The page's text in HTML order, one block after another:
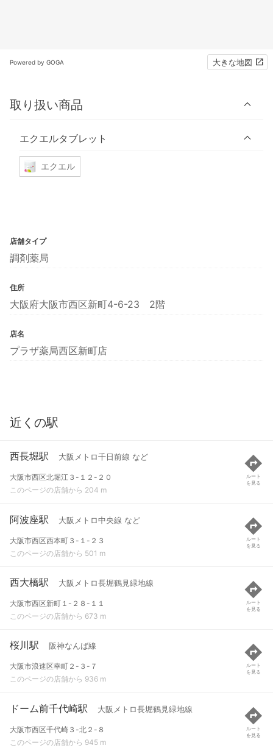
Powered by GOGA 大きな地図
取り扱い商品
エクエルタブレット
エクエル
店舗タイプ
調剤薬局
住所
大阪府大阪市西区新町4-6-23 2階
店名
プラザ薬局西区新町店
近くの駅
西長堀駅 大阪メトロ千日前線 など
大阪市西区北堀江３-１２-２０
このページの店舗から 204 m
ルート
を見る
阿波座駅 大阪メトロ中央線 など
大阪市西区西本町３-１-２３
このページの店舗から 501 m
ルート
を見る
西大橋駅 大阪メトロ長堀鶴見緑地線
大阪市西区新町１-２８-１１
このページの店舗から 673 m
ルート
を見る
桜川駅 阪神なんば線
大阪市浪速区幸町２-３-７
このページの店舗から 936 m
ルート
を見る
ドーム前千代崎駅 大阪メトロ長堀鶴見緑地線
大阪市西区千代崎３-北２-８
このページの店舗から 945 m
ルート
を見る